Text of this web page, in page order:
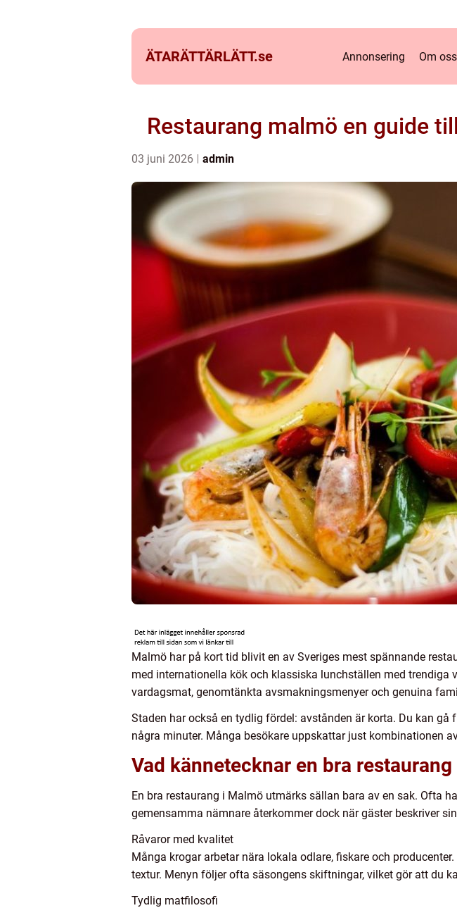
ÄTARÄTTÄRLÄTT.se Annonsering Om oss
Restaurang malmö en guide
03 juni 2026 admin
Malmö har på kort tid blivit en av Sveriges mest spännande
med internationella kök och klassiska lunchställen med trendiga
vardagsmat, genomtänkta avsmakningsmenyer och genuina
Staden har också en tydlig fördel: avstånden är korta. Du kan
några minuter. Många besökare uppskattar just kombinationen
Vad kännetecknar en bra
En bra restaurang i Malmö utmärks sällan bara av en sak. Ofta
gemensamma nämnare återkommer dock när gäster beskriver
Råvaror med kvalitet
Många krogar arbetar nära lokala odlare, fiskare och
textur. Menyn följer ofta säsongens skiftningar, vilket gör att du
Tydlig matfilosofi